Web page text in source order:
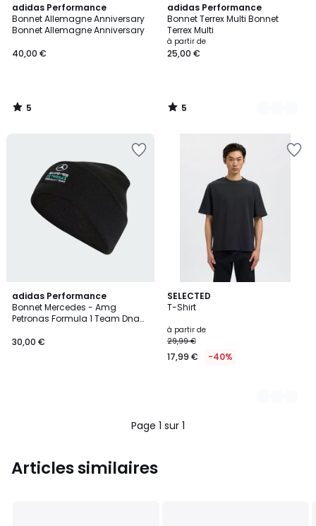
adidas Performance
Bonnet Allemagne Anniversary
Bonnet Allemagne Anniversary
40,00 €
5
/
5
5
/
adidas Performance
Bonnet Terrex Multi Bonnet
Terrex Multi
à partir de
25,00 €
5
/
5
4
Couleurs
5
/
adidas Performance
Bonnet Mercedes - Amg
Petronas Formula 1 Team Dna
Petronas Formula 1 Team Dna
30,00 €
SELECTED
T-Shirt
à partir de
29,99 €
17,99 € -40%
7
Couleurs
Page 1 sur 1
Articles similaires